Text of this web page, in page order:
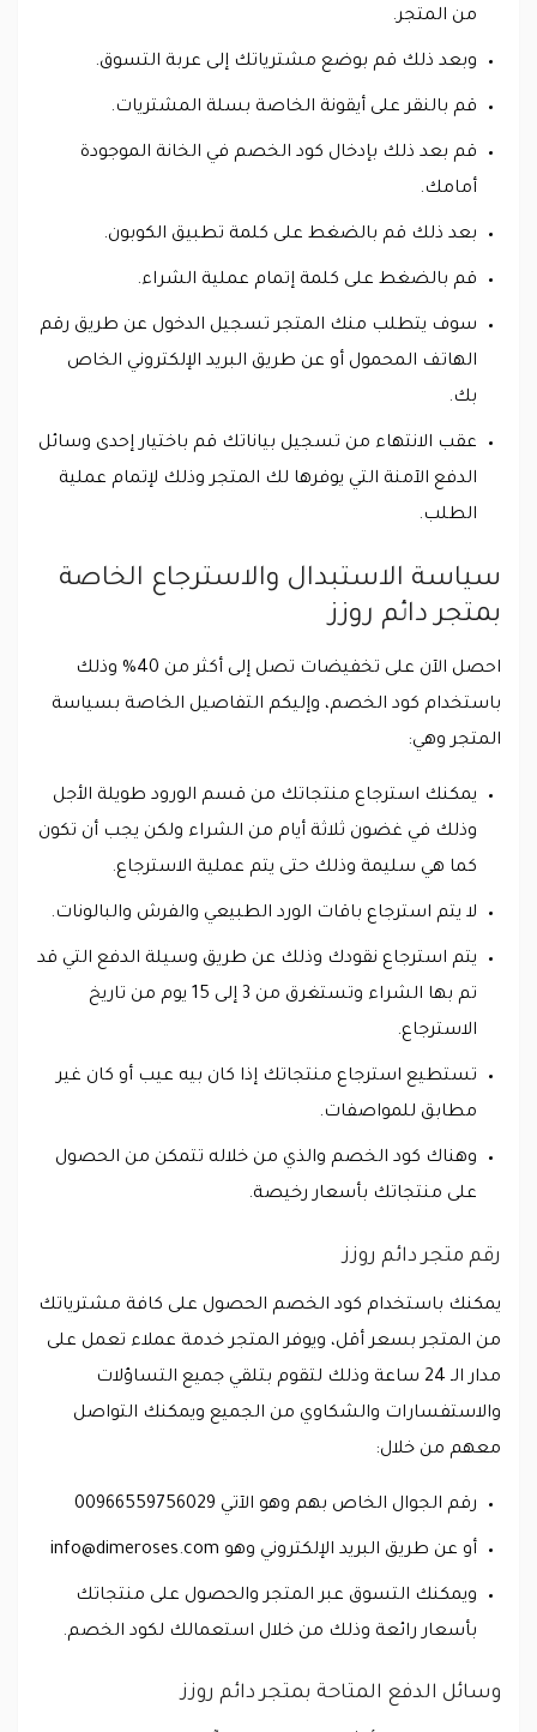
من المتجر.
وبعد ذلك قم بوضع مشترياتك إلى عربة التسوق.
قم بالنقر على أيقونة الخاصة بسلة المشتريات.
قم بعد ذلك بإدخال كود الخصم في الخانة الموجودة
أمامك.
بعد ذلك قم بالضغط على كلمة تطبيق الكوبون.
قم بالضغط على كلمة إتمام عملية الشراء.
سوف يتطلب منك المتجر تسجيل الدخول عن طريق رقم
الهاتف المحمول أو عن طريق البريد الإلكتروني الخاص
بك.
عقب الانتهاء من تسجيل بياناتك قم باختيار إحدى وسائل
الدفع الآمنة التي يوفرها لك المتجر وذلك لإتمام عملية
الطلب.
سياسة الاستبدال والاسترجاع الخاصة
بمتجر دائم روزز
احصل الآن على تخفيضات تصل إلى أكثر من 40% وذلك
باستخدام كود الخصم، وإليكم التفاصيل الخاصة بسياسة
المتجر وهي:
يمكنك استرجاع منتجاتك من قسم الورود طويلة الأجل
وذلك في غضون ثلاثة أيام من الشراء ولكن يجب أن تكون
كما هي سليمة وذلك حتى يتم عملية الاسترجاع.
لا يتم استرجاع باقات الورد الطبيعي والفرش والبالونات.
يتم استرجاع نقودك وذلك عن طريق وسيلة الدفع التي قد
تم بها الشراء وتستغرق من 3 إلى 15 يوم من تاريخ
الاسترجاع.
تستطيع استرجاع منتجاتك إذا كان بيه عيب أو كان غير
مطابق للمواصفات.
وهناك كود الخصم والذي من خلاله تتمكن من الحصول
على منتجاتك بأسعار رخيصة.
رقم متجر دائم روزز
يمكنك باستخدام كود الخصم الحصول على كافة مشترياتك
من المتجر بسعر أقل، ويوفر المتجر خدمة عملاء تعمل على
مدار الـ 24 ساعة وذلك لتقوم بتلقي جميع التساؤلات
والاستفسارات والشكاوي من الجميع ويمكنك التواصل
معهم من خلال:
رقم الجوال الخاص بهم وهو الآتي 00966559756029
أو عن طريق البريد الإلكتروني وهو info@dimeroses.com
ويمكنك التسوق عبر المتجر والحصول على منتجاتك
بأسعار رائعة وذلك من خلال استعمالك لكود الخصم.
وسائل الدفع المتاحة بمتجر دائم روزز